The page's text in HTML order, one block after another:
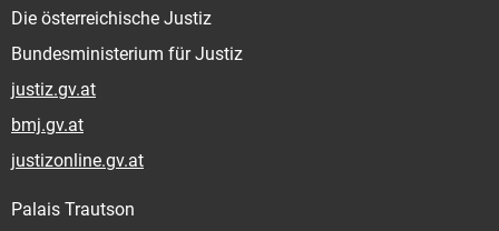
Die österreichische Justiz
Bundesministerium für Justiz
justiz.gv.at
bmj.gv.at
justizonline.gv.at
Palais Trautson